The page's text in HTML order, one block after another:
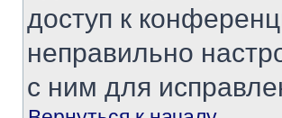
доступ к
неправильно
с ним для